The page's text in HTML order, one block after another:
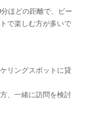
ほどの距離で、ビー
で楽しむ方が多いで
リングスポットに貸
、一緒に訪問を検討